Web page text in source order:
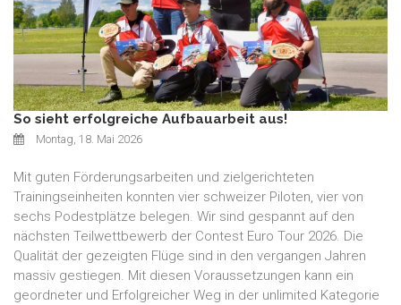
So sieht erfolgreiche Aufbauarbeit aus!
Montag, 18. Mai 2026
Mit guten Förderungsarbeiten und zielgerichteten
Trainingseinheiten konnten vier schweizer Piloten, vier von
sechs Podestplätze belegen. Wir sind gespannt auf den
nächsten Teilwettbewerb der Contest Euro Tour 2026. Die
Qualität der gezeigten Flüge sind in den vergangen Jahren
massiv gestiegen. Mit diesen Voraussetzungen kann ein
geordneter und Erfolgreicher Weg in der unlimited Kategorie